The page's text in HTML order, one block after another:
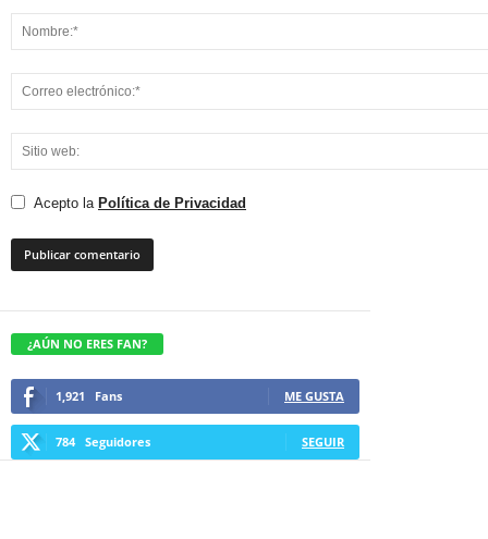
Acepto la Política de Privacidad
¿AÚN NO ERES FAN?
1,921 Fans ME GUSTA
784 Seguidores SEGUIR